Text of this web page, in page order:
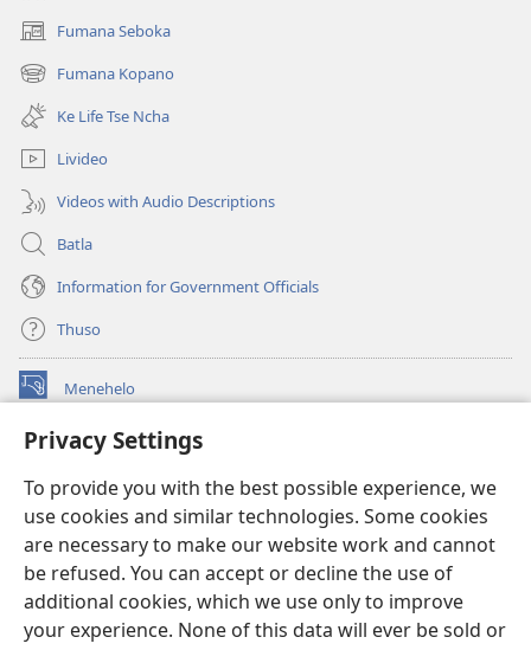
Privacy Settings
To provide you with the best possible experience, we
use cookies and similar technologies. Some cookies
are necessary to make our website work and cannot
be refused. You can accept or decline the use of
additional cookies, which we use only to improve
your experience. None of this data will ever be sold or
Fumana Seboka
(opens
new
window)
Fumana Kopano
(opens
new
window)
Ke Life Tse Ncha
Livideo
Videos with Audio Descriptions
Batla
Information for Government Officials
Thuso
Menehelo
(opens
window)Watchtower ONLINE LIBRARY
new
window)JW Hub ®
(opens
new
window)Lenaneo la
Watchtower Library